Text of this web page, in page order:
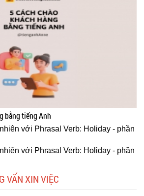
bằng tiếng Anh
với Phrasal Verb: Holiday - phần
với Phrasal Verb: Holiday - phần
VẤN XIN VIỆC